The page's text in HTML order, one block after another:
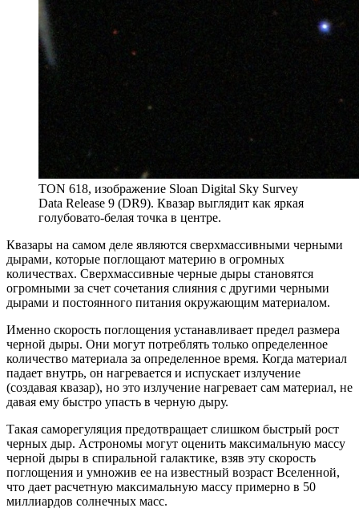
TON 618, изображение Sloan Digital Sky Survey
Data Release 9 (DR9). Квазар выглядит как яркая
голубовато-белая точка в центре.
Квазары на самом деле являются сверхмассивными черными
дырами, которые поглощают материю в огромных
количествах. Сверхмассивные черные дыры становятся
огромными за счет сочетания слияния с другими черными
дырами и постоянного питания окружающим материалом.
Именно скорость поглощения устанавливает предел размера
черной дыры. Они могут потреблять только определенное
количество материала за определенное время. Когда материал
падает внутрь, он нагревается и испускает излучение
(создавая квазар), но это излучение нагревает сам материал, не
давая ему быстро упасть в черную дыру.
Такая саморегуляция предотвращает слишком быстрый рост
черных дыр. Астрономы могут оценить максимальную массу
черной дыры в спиральной галактике, взяв эту скорость
поглощения и умножив ее на известный возраст Вселенной,
что дает расчетную максимальную массу примерно в 50
миллиардов солнечных масс.